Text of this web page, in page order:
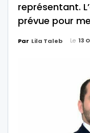
représentant.
prévue pour
Par Lila Taleb Le 13